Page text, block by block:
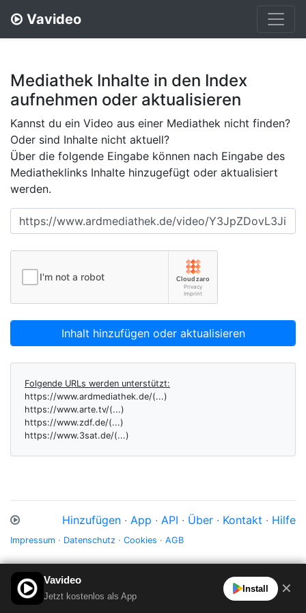
Vavideo
Mediathek Inhalte in den Index
aufnehmen oder aktualisieren
Kannst du ein Video aus einer Mediathek nicht finden?
Oder sind Inhalte nicht aktuell?
Über die folgende Eingabe können nach Eingabe des
Mediatheklinks Inhalte hinzugefügt oder aktualisiert
werden.
Inhalt hinzufügen oder aktualisieren
Folgende URLs werden unterstützt:
https://www.ardmediathek.de/(...)
https://www.arte.tv/(...)
https://www.zdf.de/(...)
https://www.3sat.de/(...)
Hinzufügen · App · API · Über · Kontakt · Hilfe
Impressum · Datenschutz · Cookies · AGB
Vavideo
Jetzt kostenlos als App
Install ✕